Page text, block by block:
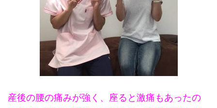
産後の腰の痛みが強く、座ると激痛もあったの